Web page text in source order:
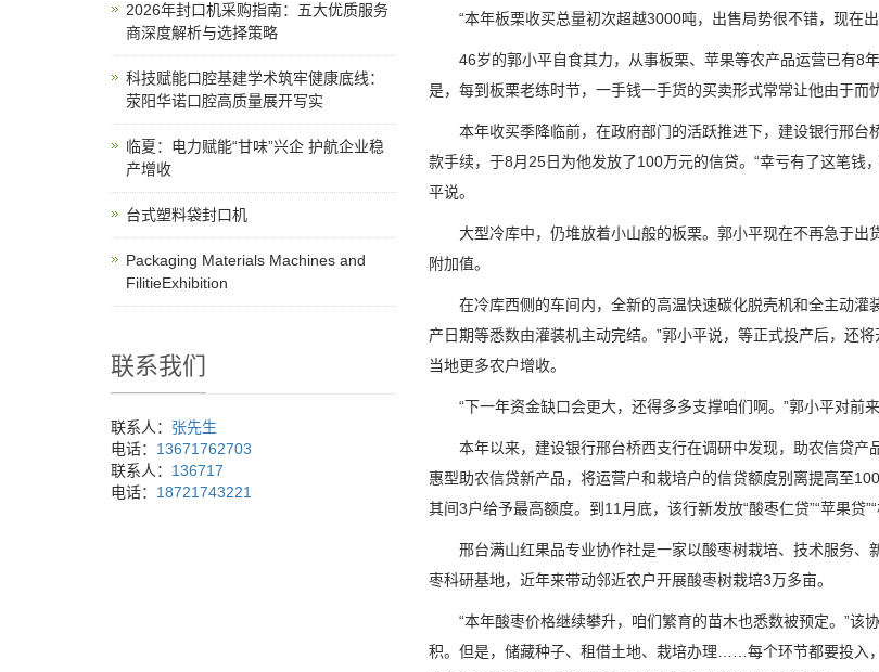
“本年板栗收买总量初次超越3000吨，出售局势很不错，现在出
46岁的郭小平自食其力，从事板栗、苹果等农产品运营已有8
是，每到板栗老练时节，一手钱一手货的买卖形式常常让他由于而
本年收买季降临前，在政府部门的活跃推进下，建设银行邢台
款手续，于8月25日为他发放了100万元的信贷。“幸亏有了这笔钱
平说。
大型冷库中，仍堆放着小山般的板栗。郭小平现在不再急于出
附加值。
在冷库西侧的车间内，全新的高温快速碳化脱壳机和全主动灌
产日期等悉数由灌装机主动完结。”郭小平说，等正式投产后，还
当地更多农户增收。
“下一年资金缺口会更大，还得多多支撑咱们啊。”郭小平对前
本年以来，建设银行邢台桥西支行在调研中发现，助农信贷产
惠型助农信贷新产品，将运营户和栽培户的信贷额度别离提高至
其间3户给予最高额度。到11月底，该行新发放“酸枣仁贷”“苹果贷
邢台满山红果品专业协作社是一家以酸枣树栽培、技术服务、
枣科研基地，近年来带动邻近农户开展酸枣树栽培3万多亩。
“本年酸枣价格继续攀升，咱们繁育的苗木也悉数被预定。”该
积。但是，储藏种子、租借土地、栽培办理……每个环节都要投入
2026年封口机采购指南：五大优质服务
商深度解析与选择策略
科技赋能口腔基建学术筑牢健康底线：
荥阳华诺口腔高质量展开写实
临夏：电力赋能“甘味”兴企 护航企业稳
产增收
台式塑料袋封口机
Packaging Materials Machines and
FilitieExhibition
联系我们
联系人： 张先生
电话： 13671762703
联系人： 136717
电话： 18721743221